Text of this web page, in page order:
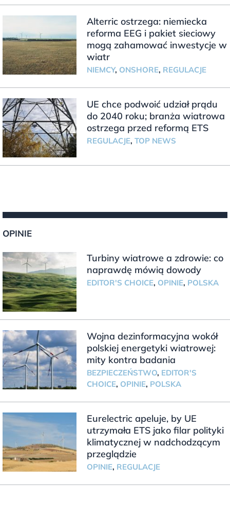
Alterric ostrzega: niemiecka
reforma EEG i pakiet sieciowy
mogą zahamować inwestycje w
wiatr
NIEMCY, ONSHORE, REGULACJE
UE chce podwoić udział prądu
do 2040 roku; branża wiatrowa
ostrzega przed reformą ETS
REGULACJE, TOP NEWS
OPINIE
Turbiny wiatrowe a zdrowie: co
naprawdę mówią dowody
EDITOR'S CHOICE, OPINIE, POLSKA
Wojna dezinformacyjna wokół
polskiej energetyki wiatrowej:
mity kontra badania
BEZPIECZEŃSTWO, EDITOR'S
CHOICE, OPINIE, POLSKA
Eurelectric apeluje, by UE
utrzymała ETS jako filar polityki
klimatycznej w nadchodzącym
przeglądzie
OPINIE, REGULACJE